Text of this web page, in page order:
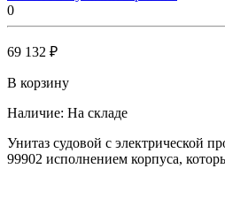
0
69 132 ₽
В корзину
Наличие: На складе
Унитаз судовой с электрической
99902 исполнением корпуса,